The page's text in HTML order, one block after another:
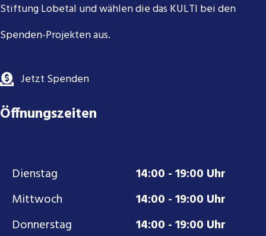
Stiftung Lobetal und wählen die das KULTI bei den
Spenden-Projekten aus.
Jetzt Spenden
Öffnungszeiten
Dienstag
14:00 - 19:00 Uhr
Mittwoch
14:00 - 19:00 Uhr
Donnerstag
14:00 - 19:00 Uhr